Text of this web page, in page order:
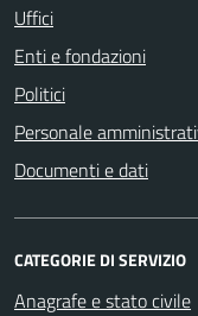
Uffici
Enti e fondazioni
Politici
Personale
Documenti e dati
CATEGORIE DI SERVIZIO
Anagrafe e stato civile